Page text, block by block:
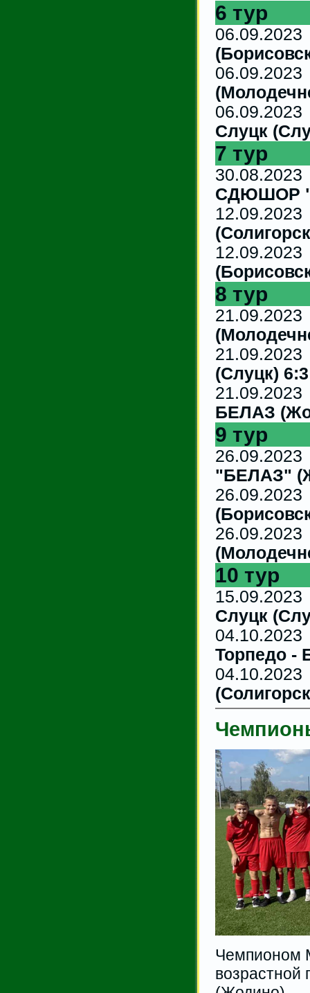
6 тур
Слуцк
7 тур
СДЮШОР
8 тур
(Слуцк) 6:3
БЕЛАЗ
9 тур
"БЕЛАЗ"
10 тур
Слуцк
Торпедо -
Чемпионом